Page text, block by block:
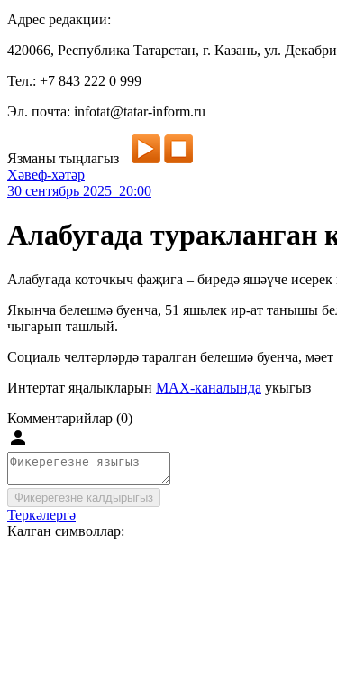
Адрес редакции:
420066, Республика Татарстан, г. Казань, ул.
Тел.: +7 843 222 0 999
Эл. почта: infotat@tatar-inform.ru
Язманы тыңлагыз
Хәвеф-хәтәр
30 сентябрь 2025 20:00
Алабугада туракланган
Алабугада коточкыч фаҗига – биредә яшәүче
Якынча белешмә буенча, 51 яшьлек ир-ат танышы
чыгарып ташлый.
Социаль челтәрләрдә таралган белешмә буенча,
Интертат яңалыкларын MAX-каналында укыгыз
Комментарийлар (0)
Фикерегезне калдырыгыз
Теркәлергә
Калган символлар: